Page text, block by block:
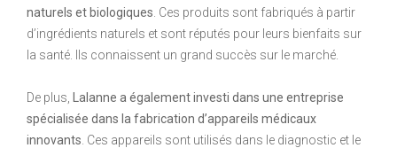
naturels et biologiques . Ces produits sont fabriqués à partir
d’ingrédients naturels et sont réputés pour leurs bienfaits sur
la santé. Ils connaissent un grand succès sur le marché.
De plus,
Lalanne a également investi dans une entreprise
spécialisée dans la fabrication d’appareils médicaux
innovants . Ces appareils sont utilisés dans le diagnostic et le